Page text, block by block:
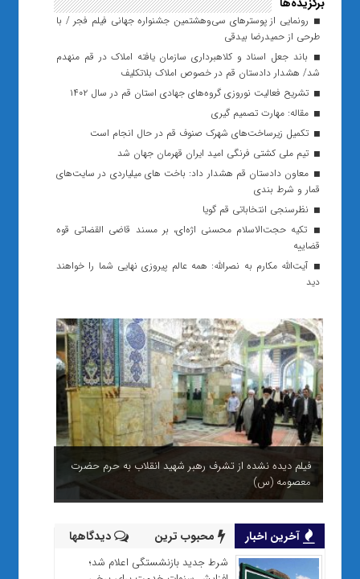
رونمایی از پوسترهای سی‌وهشتمین جشنواره جهانی فیلم فجر / با
طرحی از حمیدرضا بیدقی
باند جعل اسناد و کلاهبرداری سازمان یافته املاک در قم منهدم
شد/ هشدار دادستان قم در خصوص املاک بلاتکلیف
تشریح فعالیت نوروزی گروه‌های جهادی استان قم در سال ۱۴۰۲
مقاله: مهارت تصمیم گیری
تکمیل زیرساخت‌های شهرک صنوف قم در حال انجام است
تیم ملی کشتی فرنگی امید ایران قهرمان جهان شد
معاون دادستان قم هشدار داد: باخت های میلیاردی در سایت‌های
قمار و شرط بندی
نظرسنجی انتخاباتی قم گویا
تکیه حجت‌الاسلام محسنی اژه‌ای، بر مسند قاضی القضاتی قوه
قضاییه
آیت‌الله مکارم به نصرالله: همه عالم پیروزى نهایى شما را خواهند
دید
فیلم دیده نشده از تشرف رهبر شهید انقلاب به حرم حضرت
معصومه (س)
شب‌های بی‌خواب قم برای شهری هوشمند
آخرین اخبار محبوب ترین دیدگاهها
شرط جدید بازنشستگی اعلام شد؛